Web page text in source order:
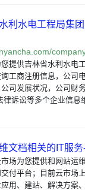
利水电工程局集
提供吉林省水利水电
工商注册信息，公司
司发展状况，公司财
律诉讼等多个企业信息
文档相关的IT服务
市场为您提供和网站运
付平台；目前云市场
用、建站、解决方案